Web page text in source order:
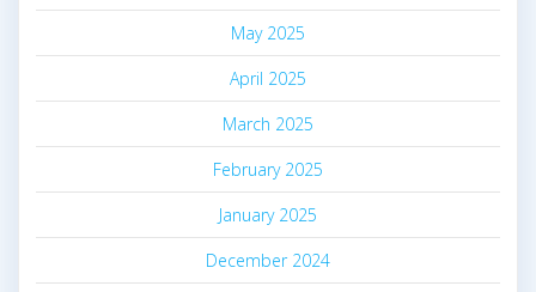
May 2025
April 2025
March 2025
February 2025
January 2025
December 2024